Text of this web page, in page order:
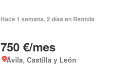
Hace 1 semana, 2 días en Rentola
750 €/mes
Ávila, Castilla y León